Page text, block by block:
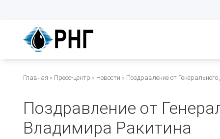
основному
содержанию
Строка
навигации
Главная Пресс-центр Новости Поздравление от
Поздравление от
Владимира Ракитина